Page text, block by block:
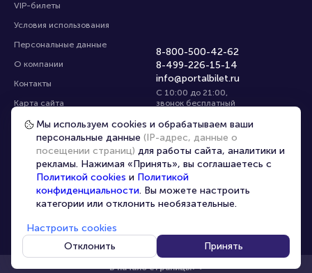
VIP-билеты
Условия использования
Персональные данные
О компании
Контакты
Карта сайта
Управление cookies
8-800-500-42-62
8-499-226-15-14
info@portalbilet.ru
С 10:00 до 21:00,
звонок бесплатный
Все площадки
Выбрать город
© 2020 - 2026 portalbilet.ru Все права защищены
В начало страницы
Мы используем cookies и обрабатываем ваши
персональные данные (IP-адрес, данные о
посещении страниц) для работы сайта, аналитики и
рекламы. Нажимая «Принять», вы соглашаетесь с
Политикой cookies и Политикой
конфиденциальности. Вы можете настроить
категории или отклонить необязательные.
Настроить cookies
Отклонить
Принять